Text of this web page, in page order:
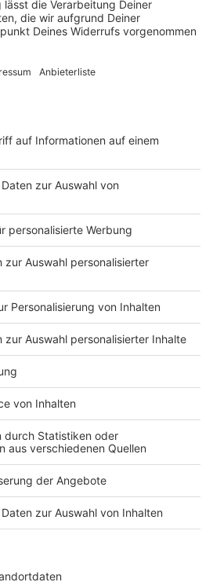
Bayern ist zu Ende. Die
positives Fazit, der Trainer ist
erste Titelduell ist schon im
Artikel gemerkt
einem
Kontakt
Studio-Hotline
Verkehrs-Hotline
Newsletter